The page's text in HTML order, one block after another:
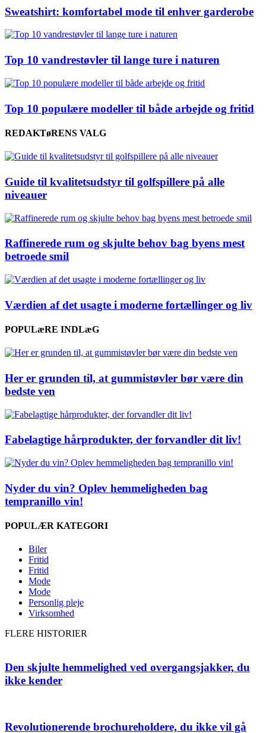
Sweatshirt: komfortabel mode til enhver garderobe
Top 10 vandrestøvler til lange ture i naturen
Top 10 populære modeller til både arbejde og fritid
REDAKTøRENS VALG
Guide til kvalitetsudstyr til golfspillere på alle
niveauer
Raffinerede rum og skjulte behov bag byens mest
betroede smil
Værdien af det usagte i moderne fortællinger og liv
POPULæRE INDLæG
Her er grunden til, at gummistøvler bør være din
bedste ven
Fabelagtige hårprodukter, der forvandler dit liv!
Nyder du vin? Oplev hemmeligheden bag
tempranillo vin!
POPULÆR KATEGORI
Biler
Fritid
Fritid
Mode
Mode
Personlig pleje
Virksomhed
FLERE HISTORIER
Den skjulte hemmelighed ved overgangsjakker, du
ikke kender
Revolutionerende brochureholdere, du ikke vil gå